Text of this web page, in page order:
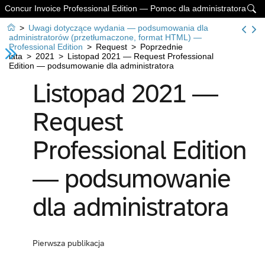

Concur Invoice Professional Edition — Pomoc dla administratora
 > Uwagi dotyczące wydania — podsumowania dla
administratorów (przetłumaczone, format HTML) —
Professional Edition > Request > Poprzednie
lata > 2021 > Listopad 2021 — Request Professional
Edition — podsumowanie dla administratora
Listopad 2021 —
Request
Professional Edition
— podsumowanie
dla administratora
Pierwsza publikacja